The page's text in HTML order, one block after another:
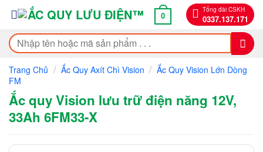
qua
nội
dung
0
Tổng đài CSKH
0337.137.171
Tìm
kiếm:
Trang Chủ / Ắc Quy Axít Chì Vision / Ắc Quy Vision Lớn Dòng
FM
Ắc quy Vision lưu trữ điện năng 12V,
33Ah 6FM33-X